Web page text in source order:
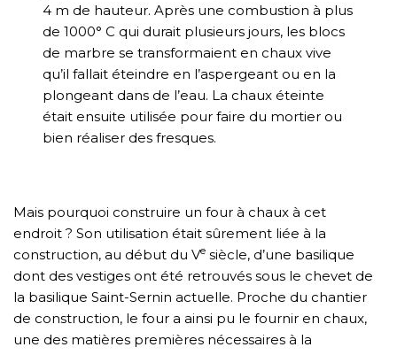
4 m de hauteur. Après une combustion à plus
de 1000° C qui durait plusieurs jours, les blocs
de marbre se transformaient en chaux vive
qu’il fallait éteindre en l’aspergeant ou en la
plongeant dans de l’eau. La chaux éteinte
était ensuite utilisée pour faire du mortier ou
bien réaliser des fresques.
Mais pourquoi construire un four à chaux à cet
endroit ? Son utilisation était sûrement liée à la
construction, au début du Ve siècle, d’une basilique
dont des vestiges ont été retrouvés sous le chevet de
la basilique Saint-Sernin actuelle. Proche du chantier
de construction, le four a ainsi pu le fournir en chaux,
une des matières premières nécessaires à la